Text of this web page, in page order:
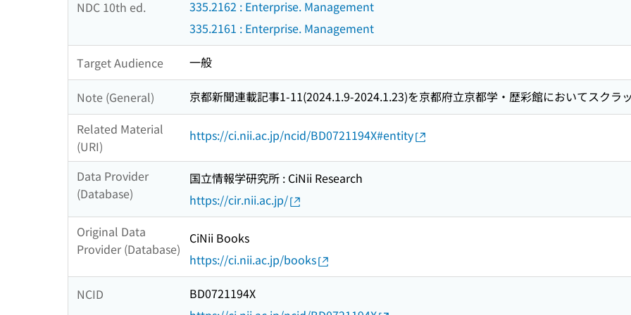
NDC 10th ed.
335.2162 : Enterprise. Management
335.2161 : Enterprise. Management
Target Audience 一般
Note (General)
京都新聞連載記事1-11(2024.1.9-2024.1.23)を京都府立京都学・歴彩館においてスクラ
Related Material
(URI)
https://ci.nii.ac.jp/ncid/BD0721194X#entity
Data Provider
(Database)
国立情報学研究所 : CiNii Research
https://cir.nii.ac.jp/
Original Data
Provider (Database)
CiNii Books
https://ci.nii.ac.jp/books
NCID
BD0721194X